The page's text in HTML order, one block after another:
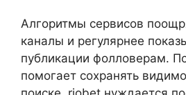
Алгоритмы сервисов
каналы и регулярнее
публикации фолловерам.
помогает сохранять